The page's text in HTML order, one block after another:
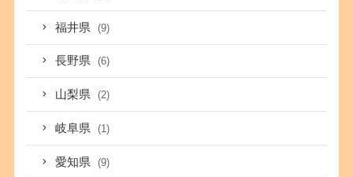
福井県 (9)
長野県 (6)
山梨県 (2)
岐阜県 (1)
愛知県 (9)